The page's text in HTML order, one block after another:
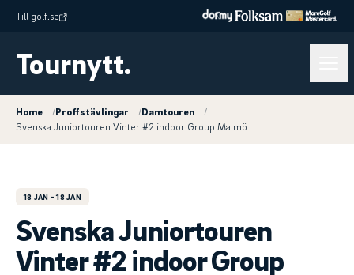
Till golf.se
Tournytt.
Home /Proffstävlingar /Damtouren
/
Svenska Juniortouren Vinter #2 indoor Group Malmö
18 JAN - 18 JAN
Svenska Juniortouren
Vinter #2 indoor Group